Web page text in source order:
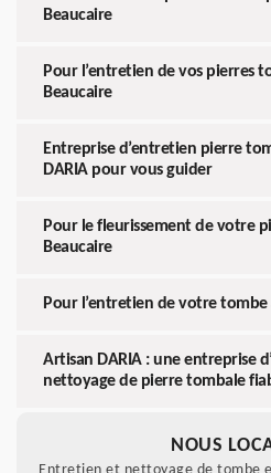
Beaucaire
Pour l’entretien de vos pierres
Beaucaire
Entreprise d’entretien pierre
DARIA pour vous guider
Pour le fleurissement de votre
Beaucaire
Pour l’entretien de votre tombe
Artisan DARIA : une entreprise
nettoyage de pierre tombale
NOUS